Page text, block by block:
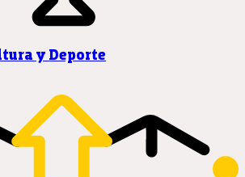
y Deporte